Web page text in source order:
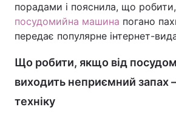
порадами і пояснила, що
посудомийна машина погано
передає популярне інтернет-
Що робити, якщо від
виходить неприємний запах
техніку